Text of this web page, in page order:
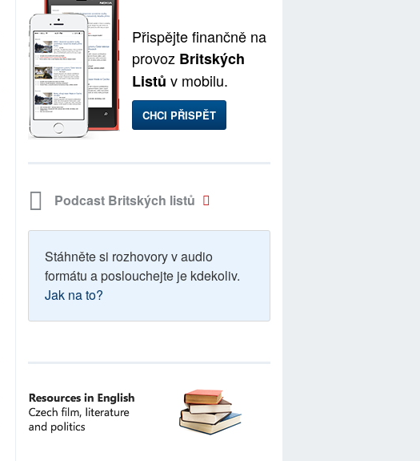
Přispějte finančně na
provoz Britských
Listů v mobilu.
CHCI PŘISPĚT
Podcast Britských listů
Stáhněte si rozhovory v audio
formátu a poslouchejte je kdekoliv.
Jak na to?